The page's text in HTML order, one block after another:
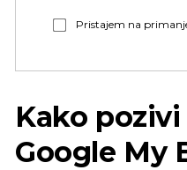
Pristajem na
Kako
Google My